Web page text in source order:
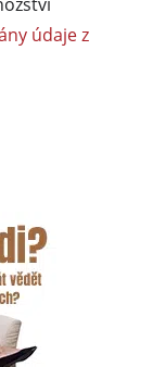
údaje z